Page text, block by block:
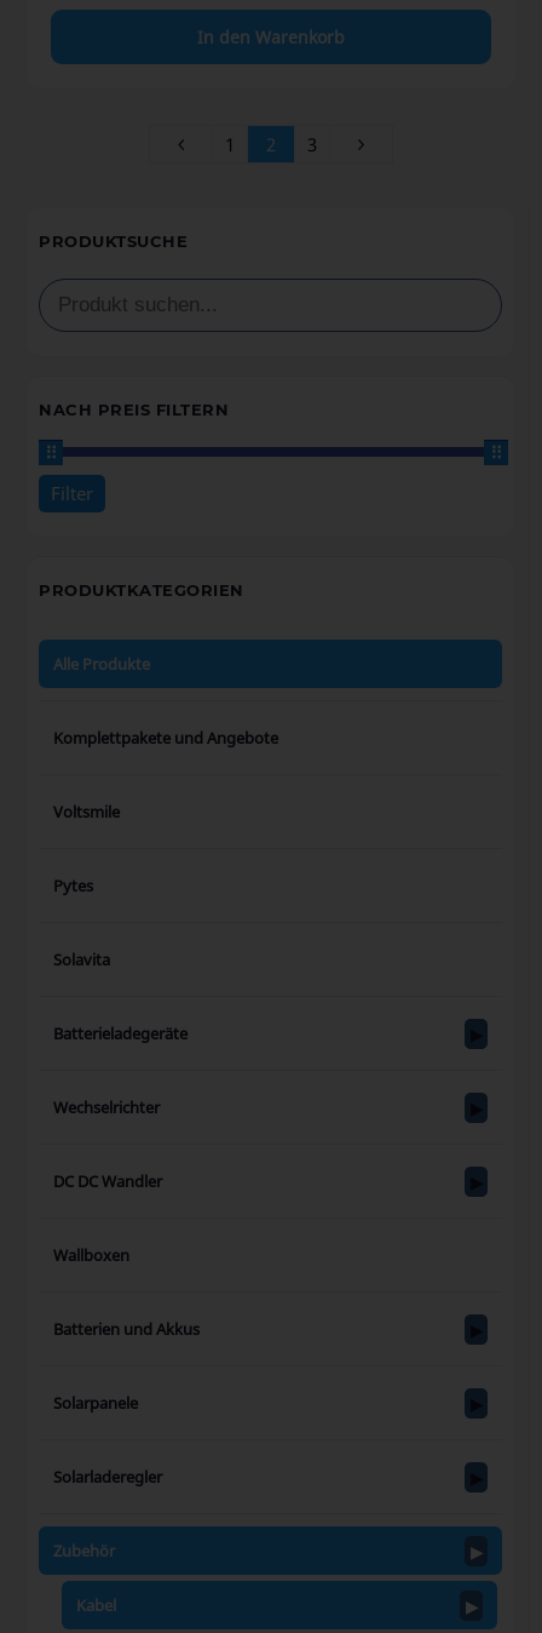
In den Warenkorb
1 2 3
PRODUKTSUCHE
NACH PREIS FILTERN
Filter
PRODUKTKATEGORIEN
Alle Produkte
Komplettpakete und Angebote
Voltsmile
Pytes
Solavita
Batterieladegeräte
Wechselrichter
DC DC Wandler
Wallboxen
Batterien und Akkus
Solarpanele
Solarladeregler
Zubehör
Kabel